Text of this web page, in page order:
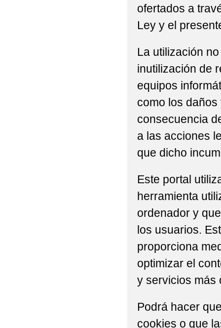
ofertados a
Ley y el
La utilización
inutilización de
equipos
como los
consecuencia
a las acciones
que dicho
Este portal
herramienta
ordenador y
los usuarios.
proporciona
optimizar el
y servicios más
Podrá hacer
cookies o que